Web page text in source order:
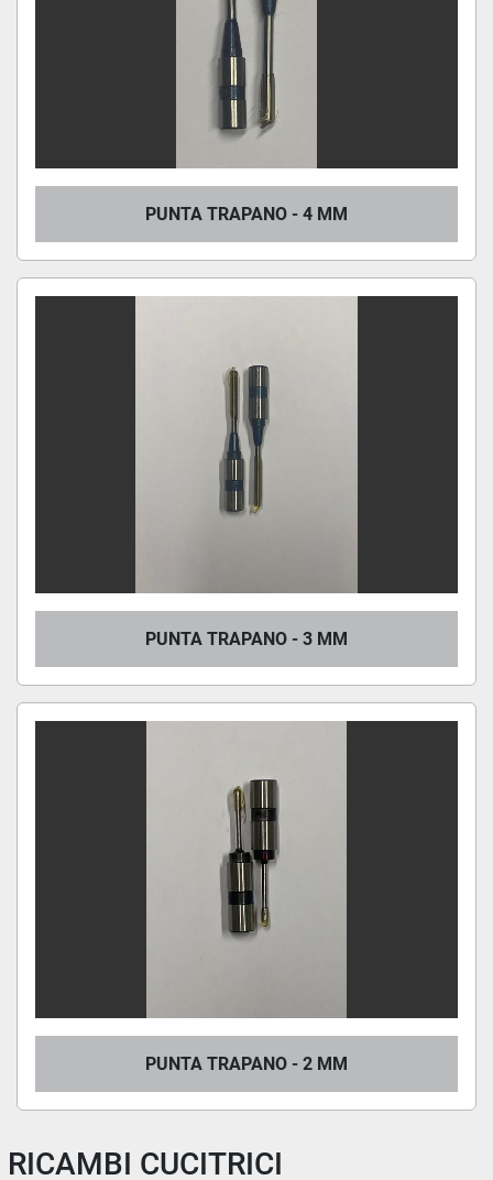
PUNTA TRAPANO - 4 MM
PUNTA TRAPANO - 3 MM
PUNTA TRAPANO - 2 MM
RICAMBI CUCITRICI